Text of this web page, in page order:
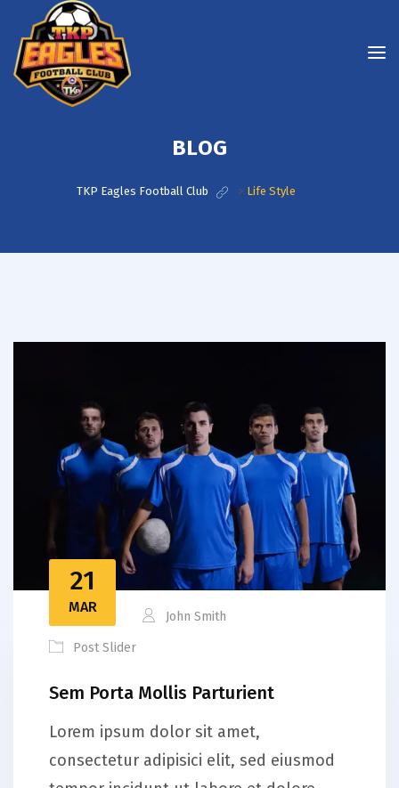
BLOG
TKP Eagles Football Club > Life Style
21
MAR
John Smith
Post Slider
Sem Porta Mollis Parturient
Lorem ipsum dolor sit amet,
consectetur adipisici elit, sed eiusmod